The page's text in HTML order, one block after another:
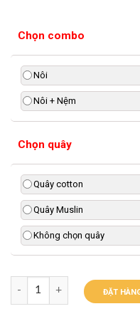
Chọn combo
Nôi
Nôi + Nệm
Chọn quây
Quây cotton
Quây Muslin
Không chọn quây
ĐẶT